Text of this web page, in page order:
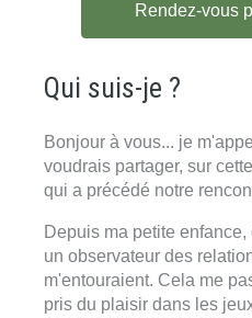
Qui suis-je ?
Bonjour à vous... je
voudrais partager, sur
qui a précédé notre
Depuis ma petite
un observateur des
m'entouraient. Cela me
pris du plaisir dans les
Rendez-vous